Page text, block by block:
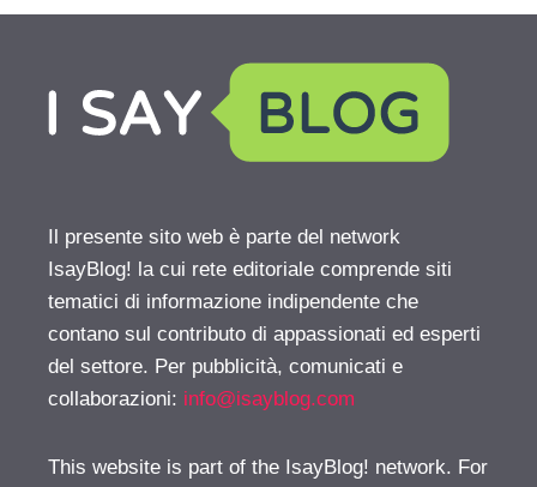
Il presente sito web è parte del network
IsayBlog! la cui rete editoriale comprende siti
tematici di informazione indipendente che
contano sul contributo di appassionati ed esperti
del settore. Per pubblicità, comunicati e
collaborazioni: info@isayblog.com
This website is part of the IsayBlog! network. For